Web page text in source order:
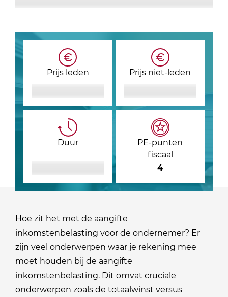
Prijs leden Prijs niet-leden
Duur
PE-punten
fiscaal
4
Hoe zit het met de aangifte
inkomstenbelasting voor de ondernemer? Er
zijn veel onderwerpen waar je rekening mee
moet houden bij de aangifte
inkomstenbelasting. Dit omvat cruciale
onderwerpen zoals de totaalwinst versus